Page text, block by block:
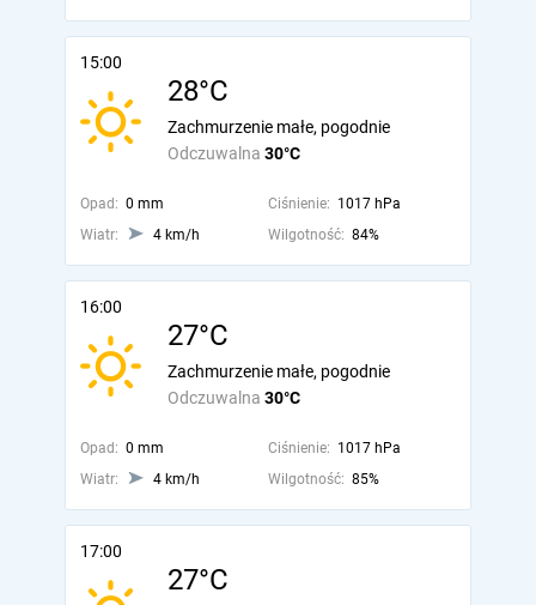
15:00
28°C
Odczuwalna 30°C
Zachmurzenie małe, pogodnie
Opad: 0 mm Ciśnienie: 1017 hPa
Wiatr:
4 km/h Wilgotność: 84%
16:00
27°C
Odczuwalna 30°C
Zachmurzenie małe, pogodnie
Opad: 0 mm Ciśnienie: 1017 hPa
Wiatr:
4 km/h Wilgotność: 85%
17:00
27°C